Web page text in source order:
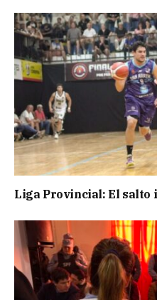
Liga Provincial: El salto